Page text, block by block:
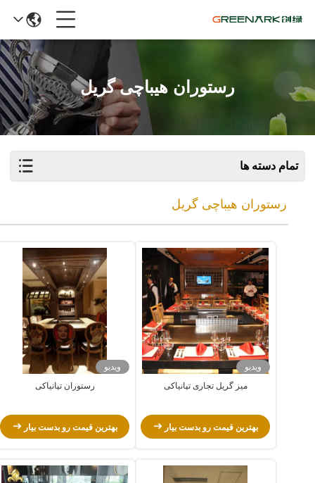
رستوران هیباچی گریل
تمام دسته ها
رستوران هیباچی گریل
ویدیو
میز گریل تجاری تپانیاکی
بهترین قیمت رو بدست بیار
ویدیو
رستوران تپانیاکی
بهترین قیمت رو بدست بیار